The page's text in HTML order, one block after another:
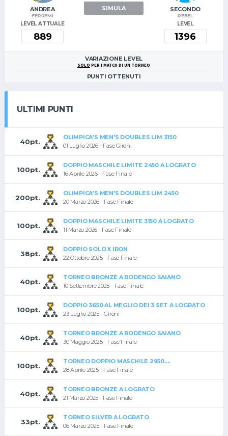
ANDREA
FERREMI
LEVEL ATTUALE
SIMULA SECONDO
REBEL
LEVEL
VARIAZIONE LEVEL
SOLO PER I MATCH DI UN TORNEO
PUNTI OTTENUTI
ULTIMI PUNTI
40pt.
OLIMPICA'S MEN'S DOUBLES LIM 3150
01 Luglio 2026 - Fase Gironi
100pt.
DOPPIO MASCHILE LIMITE 2450 A LOGRATO
16 Aprile 2026 - Fase Finale
200pt.
OLIMPICA'S MEN'S DOUBLES LIM 2450
20 Marzo 2026 - Fase Finale
100pt.
DOPPIO MASCHILE LIMITE 3150 A LOGRATO
11 Marzo 2026 - Fase Finale
38pt.
DOPPIO SOLO X IRON
22 Ottobre 2025 - Fase Finale
40pt.
TORNEO BRONZE A RODENGO SAIANO
10 Settembre 2025 - Fase Finale
100pt.
DOPPIO 3650 AL MEGLIO DEI 3 SET A LOGRATO
23 Luglio 2025 - Gironi
40pt.
TORNEO BRONZE A RODENGO SAIANO
30 Maggio 2025 - Fase Finale
100pt.
TORNEO DOPPIO MASCHILE 2950....
28 Aprile 2025 - Fase Finale
40pt.
TORNEO BRONZE A LOGRATO
21 Marzo 2025 - Fase Finale
33pt.
TORNEO SILVER A LOGRATO
06 Marzo 2025 - Fase Finale